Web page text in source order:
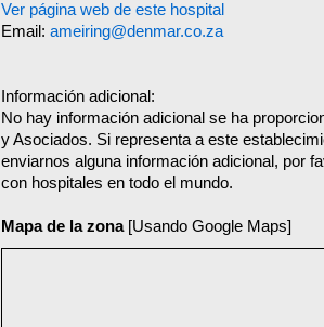
Ver página web de este hospital
Email: ameiring@denmar.co.za
Información adicional:
No hay información adicional se ha
y Asociados. Si representa a este
enviarnos alguna información adicional, por
con hospitales en todo el mundo.
Mapa de la zona[Usando Google Maps]